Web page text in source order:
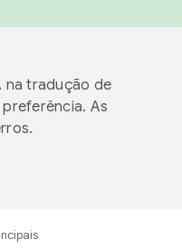
na tradução de
As